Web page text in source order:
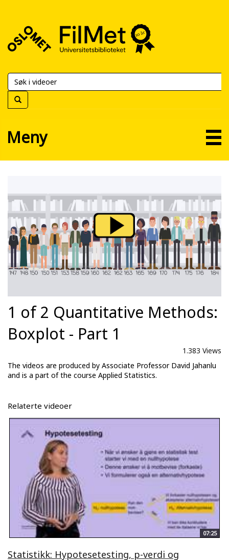
FilMet
Universitetsbiblioteket
Meny
1 of 2 Quantitative Methods:
Boxplot - Part 1
1.383 Views
The videos are produced by Associate Professor David Jahanlu
and is a part of the course Applied Statistics.
Relaterte videoer
07:25
Statistikk: Hypotesetesting, p-verdi og